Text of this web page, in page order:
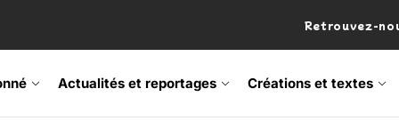
Retrouvez-
Actualités et reportages Créations et textes